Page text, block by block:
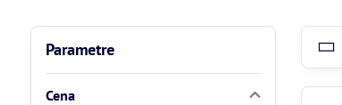
Parametre
Cena